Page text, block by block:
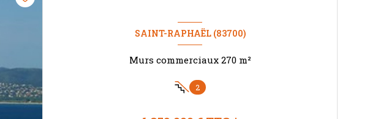
SAINT-RAPHAËL (83700)
Murs commerciaux 270 m²
2